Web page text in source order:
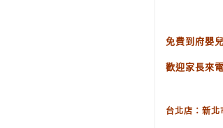
免費到府嬰
歡迎家長來
台北店：新北